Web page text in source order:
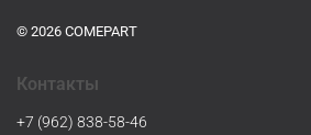
© 2026 COMEPART
Контакты
+7 (962) 838-58-46